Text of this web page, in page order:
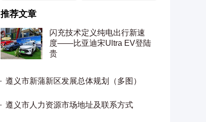
推荐文章
闪充技术定义纯电出行新速
度——比亚迪宋Ultra EV登陆
贵
遵义市新蒲新区发展总体规划（多图）
遵义市人力资源市场地址及联系方式